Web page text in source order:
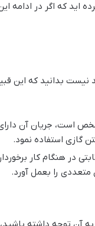
اید که اگر در
بدانید که این
است، جریان آن
گازی استفاده نمود.
در هنگام کار
را بعمل آورد.